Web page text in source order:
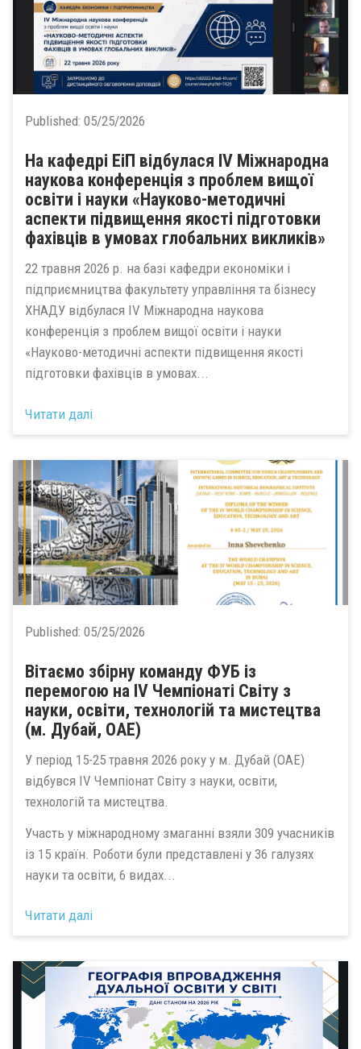
Published: 05/25/2026
На кафедрі ЕіП відбулася ІV Міжнародна
наукова конференція з проблем вищої
освіти і науки «Науково-методичні
аспекти підвищення якості підготовки
фахівців в умовах глобальних викликів»
22 травня 2026 р. на базі кафедри економіки і
підприємництва факультету управління та бізнесу
ХНАДУ відбулася ІV Міжнародна наукова
конференція з проблем вищої освіти і науки
«Науково-методичні аспекти підвищення якості
підготовки фахівців в умовах...
Читати далі
Published: 05/25/2026
Вітаємо збірну команду ФУБ із
перемогою на IV Чемпіонаті Світу з
науки, освіти, технологій та мистецтва
(м. Дубай, ОАЕ)
У період 15-25 травня 2026 року у м. Дубай (ОАЕ)
відбувся IV Чемпіонат Світу з науки, освіти,
технологій та мистецтва.
Участь у міжнародному змаганні взяли 309 учасників
із 15 країн. Роботи були представлені у 36 галузях
науки та освіти, 6 видах...
Читати далі